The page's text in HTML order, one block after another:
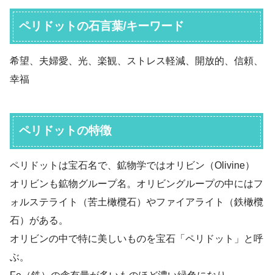
ペリドットの石言葉/キーワード
希望、夫婦愛、光、楽観、ストレス軽減、開放的、信頼、
幸福
ペリドットの特徴
ペリドットは宝石名で、鉱物学ではオリビン（Olivine）
オリビンも鉱物グループ名。オリビングループの中にはフ
ォルステライト（苦土橄欖石）やファイアライト（鉄橄欖
石）がある。
オリビンの中で特に美しいものを宝石「ペリドット」と呼
ぶ。